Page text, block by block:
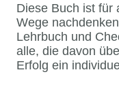
Diese Buch ist für
Wege
Lehrbuch und
alle, die davon
Erfolg ein